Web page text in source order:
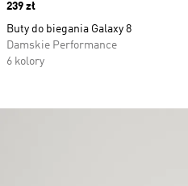
Price
239 zł
Buty do biegania Galaxy 8
Damskie Performance
6 kolory